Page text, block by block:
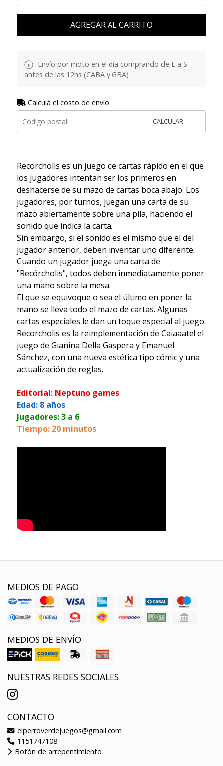
AGREGAR AL CARRITO
Envío por moto en el día comprando de L a S
antes de las 12hs (CABA y GBA)
Calculá el costo de envío
CALCULAR
Recorcholis es un juego de cartas rápido en el que
los jugadores intentan ser los primeros en
deshacerse de su mazo de cartas boca abajo. Los
jugadores, por turnos, juegan una carta de su
mazo abiertamente sobre una pila, haciendo el
sonido que indica la carta.
Sin embargo, si el sonido es el mismo que el del
jugador anterior, deben inventar uno diferente.
Cuando un jugador juega una carta de
"Recórcholis", todos deben inmediatamente poner
una mano sobre la mesa.
El que se equivoque o sea el último en poner la
mano se lleva todo el mazo de cartas. Algunas
cartas especiales le dan un toque especial al juego.
Recorcholis es la reimplementación de Caiaaate! el
juego de Gianina Della Gaspera y Emanuel
Sánchez, con una nueva estética tipo cómic y una
actualización de reglas.
Editorial: Neptuno games
Edad: 8 años
Jugadores: 3 a 6
Tiempo: 20 minutos
MEDIOS DE PAGO
MEDIOS DE ENVÍO
NUESTRAS REDES SOCIALES
CONTACTO
elperroverdejuegos@gmail.com
1151747108
Botón de arrepentimiento